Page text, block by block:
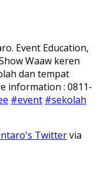
Event Education,
Waaw keren
dan tempat
information : 0811-
#event #sekolah
Twittervia